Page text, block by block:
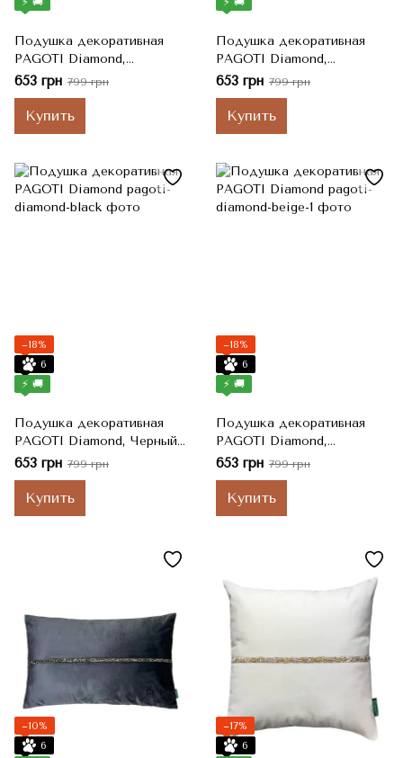
Подушка декоративная
PAGOTI Diamond,
Серебряный, Сріблясті
стрази, 40x40 см
653 грн 799 грн
Купить
Подушка декоративная
PAGOTI Diamond,
Пудровый, Серебряно-
золотистые стразы, 40x40
см
653 грн 799 грн
Купить
−18%
6
⚡ 🚚
Подушка декоративная
PAGOTI Diamond, Черный,
Сріблясті стрази, 40x40 см
653 грн 799 грн
Купить
−18%
6
⚡ 🚚
Подушка декоративная
PAGOTI Diamond,
Бежевый, Сріблясті
стрази, 40x40 см
653 грн 799 грн
Купить
−10%
6
−17%
6